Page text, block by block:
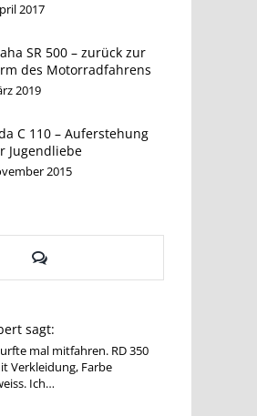
2017
SR 500 – zurück zur
des Motorradfahrens
2019
C 110 – Auferstehung
Jugendliebe
2015
Kommentare
sagt:
mal mitfahren. RD 350
Verkleidung, Farbe
Ich…